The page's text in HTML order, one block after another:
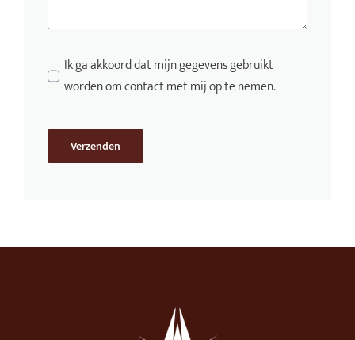
Ik ga akkoord dat mijn gegevens gebruikt
worden om contact met mij op te nemen.
Verzenden